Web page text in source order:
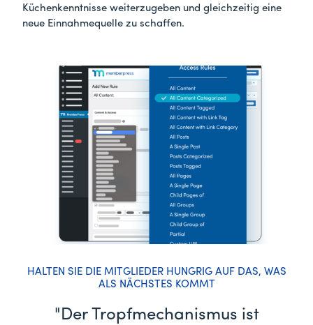
Küchenkenntnisse weiterzugeben und gleichzeitig eine
neue Einnahmequelle zu schaffen.
HALTEN SIE DIE MITGLIEDER HUNGRIG AUF DAS, WAS
ALS NÄCHSTES KOMMT
"Der Tropfmechanismus ist